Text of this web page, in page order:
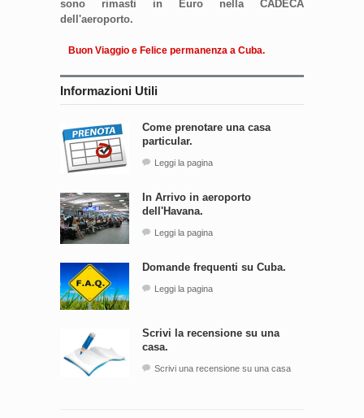
sono rimasti in Euro nella CADECA
dell'aeroporto.
Buon Viaggio e Felice permanenza a Cuba.
Informazioni Utili
Come prenotare una casa
particular.
Leggi la pagina
In Arrivo in aeroporto
dell'Havana.
Leggi la pagina
Domande frequenti su Cuba.
Leggi la pagina
Scrivi la recensione su una
casa.
Scrivi una recensione su una casa